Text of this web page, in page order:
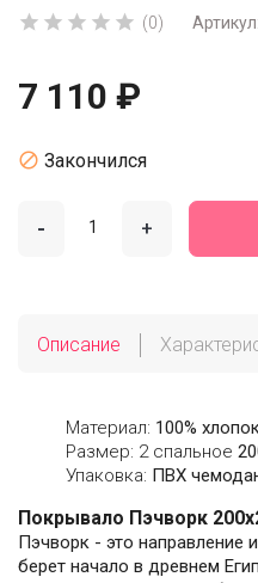
     (0) Артикул:
7 110 ₽
 Закончился
- +
Описание
Материал: 100%
Размер: 2 спальное
Упаковка: ПВХ
Покрывало Пэчворк
Пэчворк - это направление
берет начало в древнем